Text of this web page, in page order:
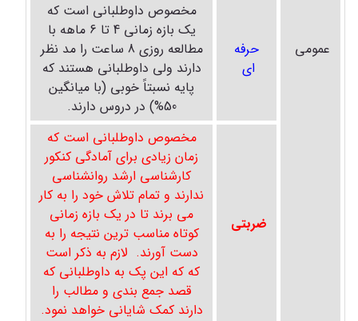
عمومی
حرفه
ای
مخصوص داوطلبانی است که
یک بازه زمانی 4 تا 6 ماهه با
مطالعه روزی 8 ساعت را مد نظر
دارند ولی داوطلبانی هستند که
پایه نسبتاً خوبی (با میانگین
50%) در دروس دارند.
ضربتی
مخصوص داوطلبانی است که
زمان زیادی برای آمادگی کنکور
کارشناسی ارشد روانشناسی
ندارند و تمام تلاش خود را به کار
می برند تا در یک بازه زمانی
کوتاه مناسب ترین نتیجه را به
دست آورند. لازم به ذکر است
که که این پک به داوطلبانی که
قصد جمع بندی و مطالب را
دارند کمک شایانی خواهد نمود.